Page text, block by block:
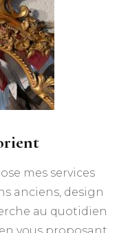
mes services
anciens, design
au quotidien